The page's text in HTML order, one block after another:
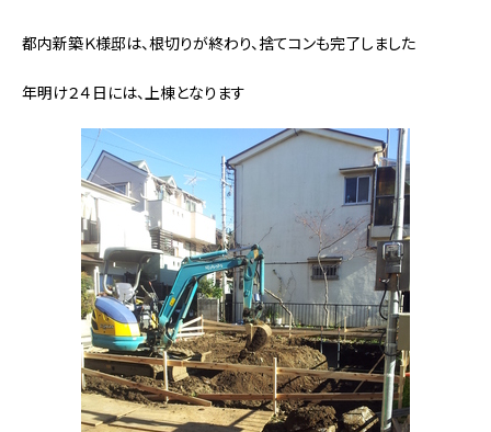
都内新築Ｋ様邸は、根切りが終わり、捨てコンも完了しました
年明け２４日には、上棟となります